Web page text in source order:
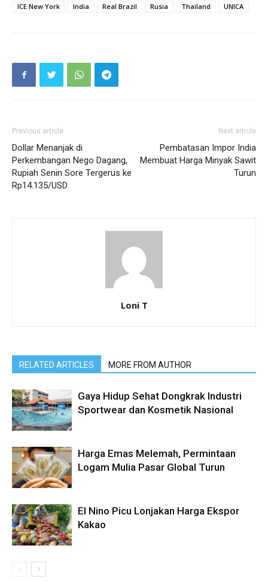
ICE New York
India Real Brazil Rusia Thailand UNICA
Previous article
Dollar Menanjak di
Perkembangan Nego Dagang,
Rupiah Senin Sore Tergerus ke
Rp14.135/USD
Next article
Pembatasan Impor India
Membuat Harga Minyak Sawit
Turun
Loni T
RELATED ARTICLES MORE FROM AUTHOR
Gaya Hidup Sehat Dongkrak Industri
Sportwear dan Kosmetik Nasional
Harga Emas Melemah, Permintaan
Logam Mulia Pasar Global Turun
El Nino Picu Lonjakan Harga Ekspor
Kakao